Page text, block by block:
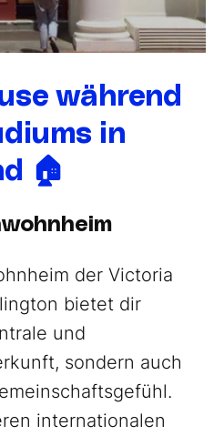
während
in
🏠
der Victoria
bietet dir
und
sondern auch
internationalen